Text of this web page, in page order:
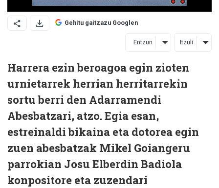
Gehitu gaitzazu Googlen
Entzun Itzuli
Harrera ezin beroagoa egin zioten
urnietarrek herrian herritarrekin
sortu berri den Adarramendi
Abesbatzari, atzo. Egia esan,
estreinaldi bikaina eta dotorea egin
zuen abesbatzak Mikel Goiangeru
parrokian Josu Elberdin Badiola
konpositore eta zuzendari